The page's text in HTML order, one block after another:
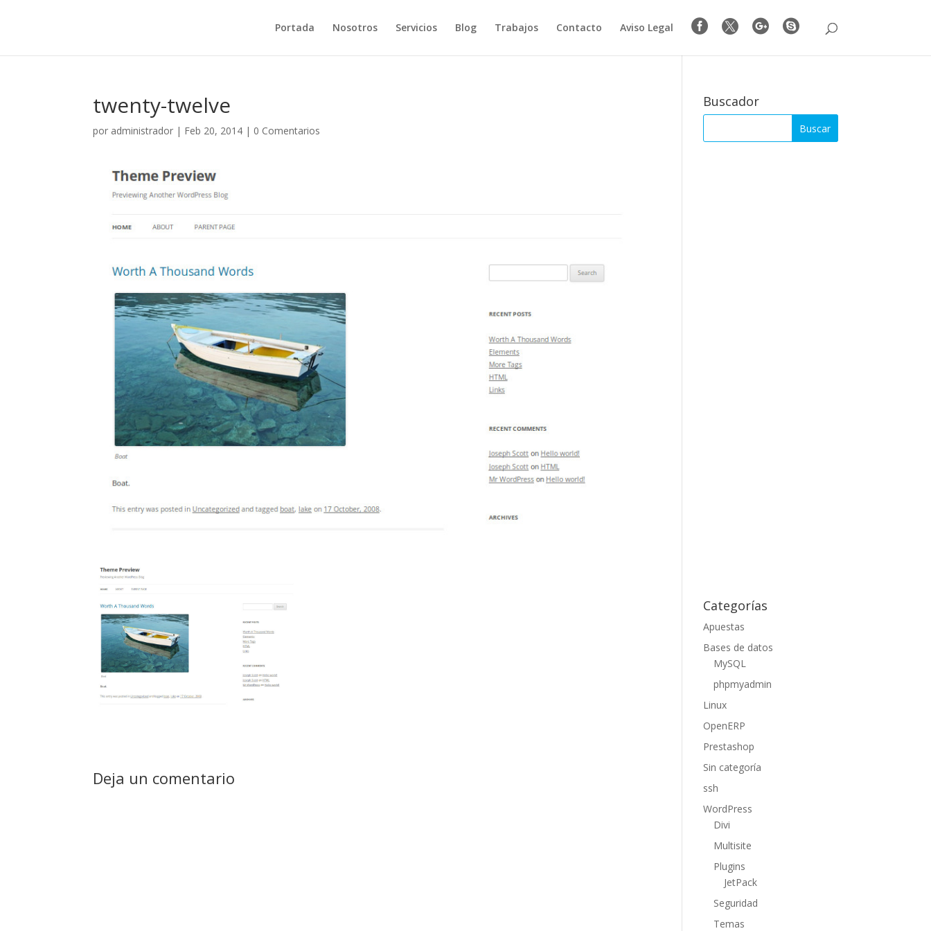
Portada Nosotros Servicios Blog Trabajos Contacto Aviso Legal    
twenty-twelve
por administrador | Feb 20, 2014 | 0 Comentarios
Deja un comentario
Buscador
Categorías
Apuestas
Bases de datos
MySQL
phpmyadmin
Linux
OpenERP
Prestashop
Sin categoría
ssh
WordPress
Divi
Multisite
Plugins
JetPack
Seguridad
Temas